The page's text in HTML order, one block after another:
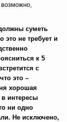
суметь
это не требует и
к 5
с
это –
хорошая
в интересы
ни одно
Не исключено,